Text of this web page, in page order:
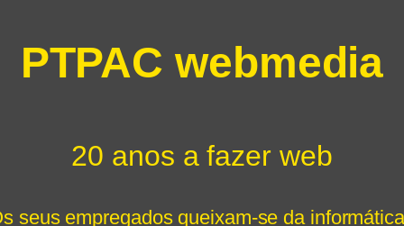
PTPAC webmedia
20 anos a fazer web
seus empregados queixam-se da